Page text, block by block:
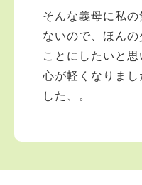
そんな義母に私
ないので、ほんの
ことにしたいと思
心が軽くなりまし
した、。